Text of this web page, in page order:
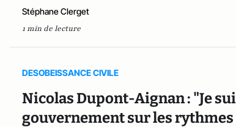
Stéphane Clerget
1 min de lecture
DESOBEISSANCE CIVILE
Nicolas Dupont-Aignan : "Je
gouvernement sur les